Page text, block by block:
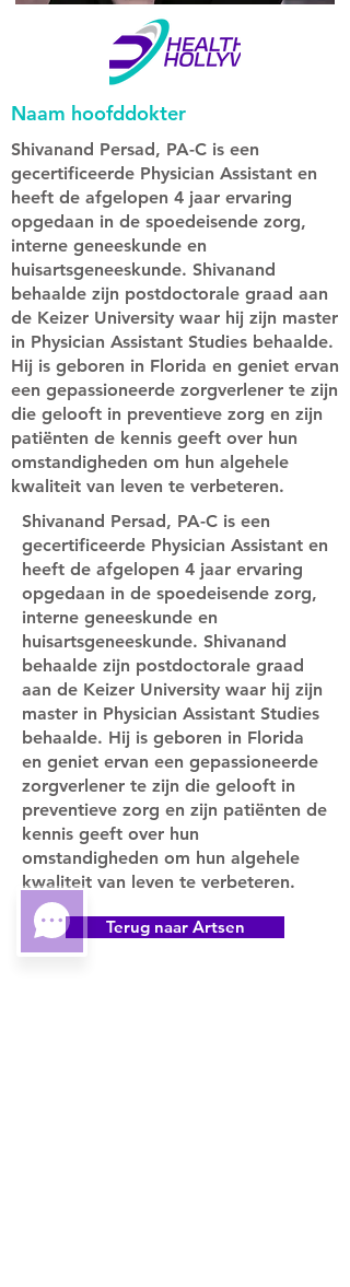
Naam hoofddokter
Shivanand Persad, PA-C is een
gecertificeerde Physician Assistant en
heeft de afgelopen 4 jaar ervaring
opgedaan in de spoedeisende zorg,
interne geneeskunde en
huisartsgeneeskunde. Shivanand
behaalde zijn postdoctorale graad aan
de Keizer University waar hij zijn master
in Physician Assistant Studies behaalde.
Hij is geboren in Florida en geniet ervan
een gepassioneerde zorgverlener te zijn
die gelooft in preventieve zorg en zijn
patiënten de kennis geeft over hun
omstandigheden om hun algehele
kwaliteit van leven te verbeteren.
Shivanand Persad, PA-C is een
gecertificeerde Physician Assistant en
heeft de afgelopen 4 jaar ervaring
opgedaan in de spoedeisende zorg,
interne geneeskunde en
huisartsgeneeskunde. Shivanand
behaalde zijn postdoctorale graad
aan de Keizer University waar hij zijn
master in Physician Assistant Studies
behaalde. Hij is geboren in Florida
en geniet ervan een gepassioneerde
zorgverlener te zijn die gelooft in
preventieve zorg en zijn patiënten de
kennis geeft over hun
omstandigheden om hun algehele
kwaliteit van leven te verbeteren.
Terug naar Artsen